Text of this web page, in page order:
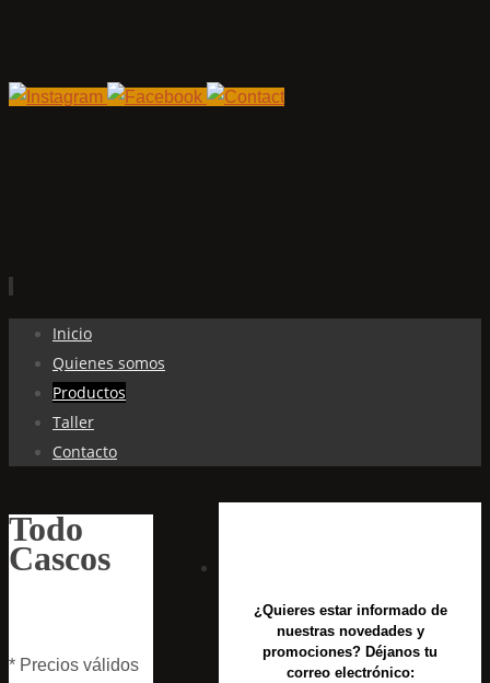
contenido
Inicio
Quienes somos
Productos
Taller
Contacto
Todo
Cascos
* Precios válidos
¿Quieres estar informado de
nuestras novedades y
promociones? Déjanos tu
correo electrónico: